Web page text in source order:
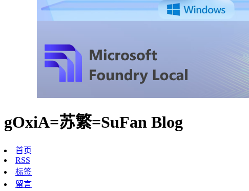
gOxiA=苏繁=SuFan Blog
首页
RSS
标签
留言